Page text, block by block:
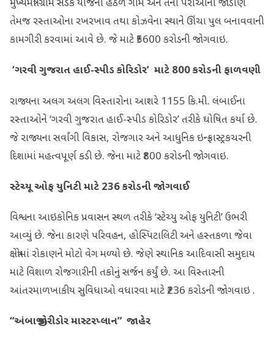
મુખ્યમંત્રી ગ્રામ સડક યોજના હેઠળ ગામ અને તેના પરાઓના જોડાણ
તેમજ રસ્તાઓના રખરખાવ તથા કોઝવેના સ્થાને ઊંચા પુલ બનાવવાની
કામગીરી કરવામાં આવે છે. જે માટે ₹5600 કરોડની જોગવાઇ.
‘ગરવી ગુજરાત હાઈ-સ્પીડ કોરિડોર’ માટે 800કરોડની ફાળવણી
રાજ્યના અલગ અલગ વિસ્તારોના આશરે 1155 કિ.મી. લંબાઈના
રસ્તાઓને ‘ગરવી ગુજરાત હાઈ-સ્પીડ કોરિડોર’ તરીકે ઘોષિત કર્યા છે.
જે રાજ્યના સર્વાંગી વિકાસ, રોજગાર અને આધુનિક ઇન્‍ફ્રાસ્ટ્રકચરની
દિશામાં મહત્વપૂર્ણ કડી છે. જેના માટે ₹800 કરોડની જોગવાઇ.
સ્ટેચ્યૂ ઓફ યુનિટી માટે 236કરોડની જોગવાઈ
વિશ્વના આઇકોનિક પ્રવાસન સ્થળ તરીકે ‘સ્ટેચ્યુ ઓફ યુનિટી’ ઉભરી
આવ્યું છે. જેના કારણે પરિવહન, હોસ્પિટાલિટી અને હસ્તકળા જેવા
ક્ષેત્રોમાં રોકાણને મોટો વેગ મળ્યો છે. જેણે સ્થાનિક આદિવાસી સમુદાય
માટે વિશાળ રોજગારીની તકોનું સર્જન કર્યું છે. આ વિસ્તારની
આંતરમાળખાકીય સુવિધાઓ વધારવા માટે ₹236 કરોડની જોગવાઇ .
“અંબાજી કોરીડોર માસ્ટરપ્લાન” જાહેર